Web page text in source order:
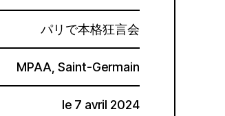
パリで本格狂言会
MPAA, Saint-Germain
le 7 avril 2024